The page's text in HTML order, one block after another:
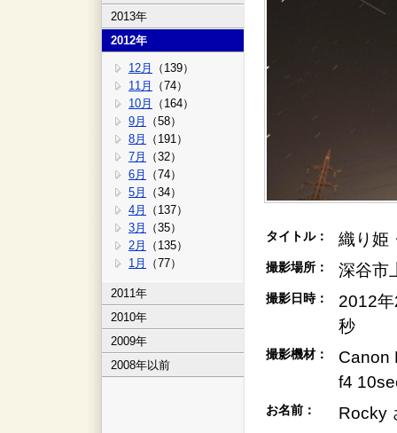
2013年
2012年
12月
（139）
11月
（74）
10月
（164）
9月
（58）
8月
（191）
7月
（32）
6月
（74）
5月
（34）
4月
（137）
3月
（35）
2月
（135）
1月
（77）
2011年
2010年
2009年
2008年以前
タイトル： 織り姫
撮影場所： 深谷市
撮影日時：
2012
秒
撮影機材：
Canon
f4
お名前： Rocky